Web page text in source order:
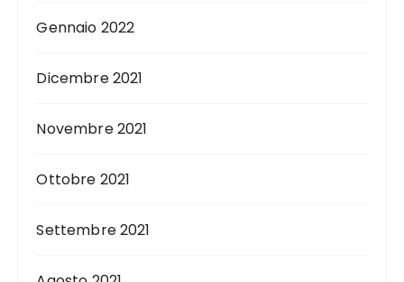
Gennaio 2022
Dicembre 2021
Novembre 2021
Ottobre 2021
Settembre 2021